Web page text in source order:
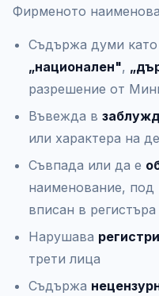
Фирменото
Съдържа думи като
„национален",
разрешение от
Въвежда в
или характера на
Съвпада или да е
наименование, под
вписан в регистъра
Нарушава
трети лица
Съдържа